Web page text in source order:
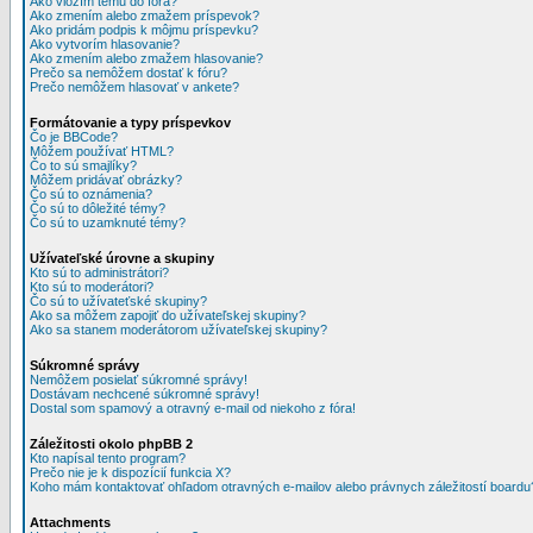
Ako zmením alebo zmažem príspevok?
Ako pridám podpis k môjmu príspevku?
Ako vytvorím hlasovanie?
Ako zmením alebo zmažem hlasovanie?
Prečo sa nemôžem dostať k fóru?
Prečo nemôžem hlasovať v ankete?
Formátovanie a typy príspevkov
Čo je BBCode?
Môžem používať HTML?
Čo to sú smajlíky?
Môžem pridávať obrázky?
Čo sú to oznámenia?
Čo sú to dôležité témy?
Čo sú to uzamknuté témy?
Užívateľské úrovne a skupiny
Kto sú to administrátori?
Kto sú to moderátori?
Čo sú to užívateťské skupiny?
Ako sa môžem zapojiť do užívateľskej skupiny?
Ako sa stanem moderátorom užívateľskej skupiny?
Súkromné správy
Nemôžem posielať súkromné správy!
Dostávam nechcené súkromné správy!
Dostal som spamový a otravný e-mail od niekoho z fóra!
Záležitosti okolo phpBB 2
Kto napísal tento program?
Prečo nie je k dispozícií funkcia X?
Koho mám kontaktovať ohľadom otravných e-mailov alebo právnych záležitostí
Attachments